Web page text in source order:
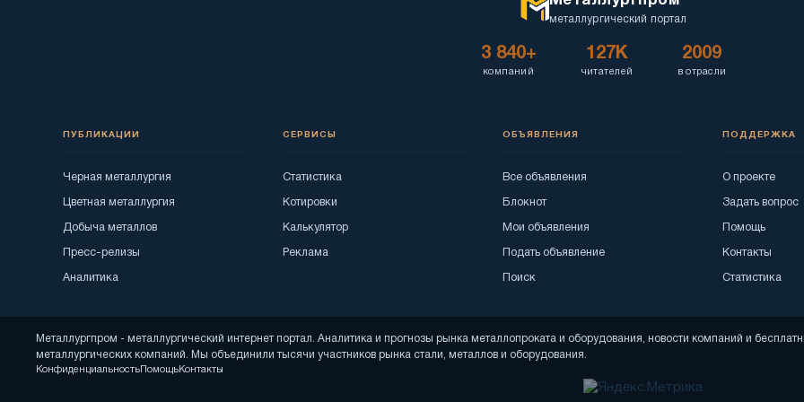
металлургический портал
3 840+
компаний
127K
читателей
2009
в отрасли
ПУБЛИКАЦИИ
Черная металлургия
Цветная металлургия
Добыча металлов
Пресс-релизы
Аналитика
СЕРВИСЫ
Статистика
Котировки
Калькулятор
Реклама
ОБЪЯВЛЕНИЯ
Все объявления
Блокнот
Мои объявления
Подать объявление
Поиск
ПОДДЕРЖКА
О проекте
Задать вопрос
Помощь
Контакты
Статистика
Металлургпром - металлургический интернет портал. Аналитика и прогнозы рынка металлопроката и оборудования, новости компаний и
металлургических компаний. Мы объединили тысячи участников рынка стали, металлов и оборудования.
Конфиденциальность Помощь Контакты